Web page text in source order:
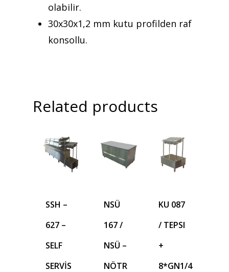
olabilir.
30x30x1,2 mm kutu profilden raf
konsollu.
Related products
SSH –
627 –
SELF
SERVİS
NSÜ
167 /
NSÜ –
NÖTR
KU 087
/ TEPSI
+
8*GN1/4